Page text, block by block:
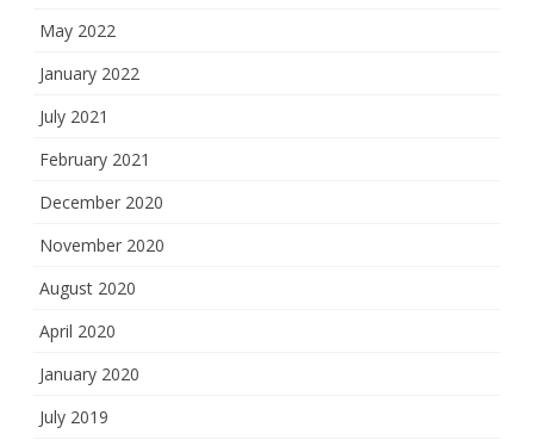
May 2022
January 2022
July 2021
February 2021
December 2020
November 2020
August 2020
April 2020
January 2020
July 2019